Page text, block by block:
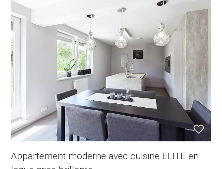
Appartement moderne avec cuisine ELITE en